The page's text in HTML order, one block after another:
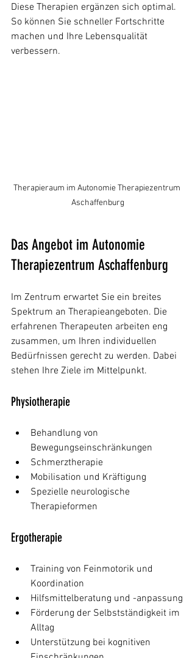
Diese Therapien ergänzen sich optimal.
So können Sie schneller Fortschritte
machen und Ihre Lebensqualität
verbessern.
Therapieraum im Autonomie Therapiezentrum
Aschaffenburg
Das Angebot im Autonomie
Therapiezentrum Aschaffenburg
Im Zentrum erwartet Sie ein breites
Spektrum an Therapieangeboten. Die
erfahrenen Therapeuten arbeiten eng
zusammen, um Ihren individuellen
Bedürfnissen gerecht zu werden. Dabei
stehen Ihre Ziele im Mittelpunkt.
Physiotherapie
Behandlung von
Bewegungseinschränkungen
Schmerztherapie
Mobilisation und Kräftigung
Spezielle neurologische
Therapieformen
Ergotherapie
Training von Feinmotorik und
Koordination
Hilfsmittelberatung und -anpassung
Förderung der Selbstständigkeit im
Alltag
Unterstützung bei kognitiven